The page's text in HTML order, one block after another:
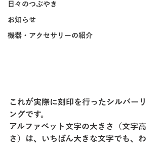
日々のつぶやき
お知らせ
機器・アクセサリーの紹介
これが実際に刻印を行ったシルバーリ
ングです。
アルファベット文字の大きさ（文字高
さ）は、いちばん大きな文字でも、わ